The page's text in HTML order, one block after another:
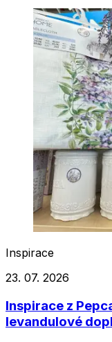
Inspirace
23. 07. 2026
Inspirace z
levandulové